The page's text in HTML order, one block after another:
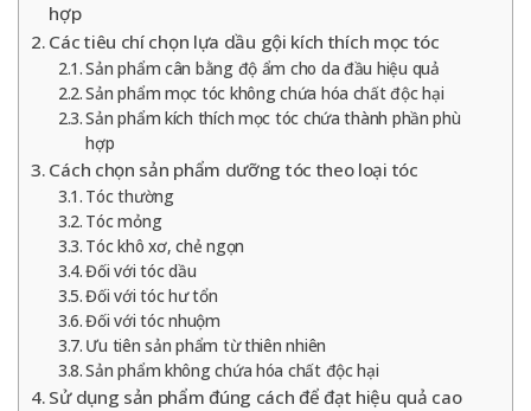
hợp
Các tiêu chí chọn lựa dầu gội kích thích mọc tóc
Sản phẩm cân bằng độ ẩm cho da đầu hiệu quả
Sản phẩm mọc tóc không chứa hóa chất độc hại
Sản phẩm kích thích mọc tóc chứa thành phần phù
hợp
Cách chọn sản phẩm dưỡng tóc theo loại tóc
Tóc thường
Tóc mỏng
Tóc khô xơ, chẻ ngọn
Đối với tóc dầu
Đối với tóc hư tổn
Đối với tóc nhuộm
Ưu tiên sản phẩm từ thiên nhiên
Sản phẩm không chứa hóa chất độc hại
Sử dụng sản phẩm đúng cách để đạt hiệu quả cao